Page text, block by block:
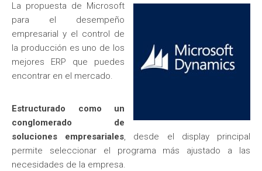
La propuesta de Microsoft
para el desempeño
empresarial y el control de
la producción es uno de los
mejores ERP que puedes
encontrar en el mercado.
Estructurado como un
conglomerado de
soluciones empresariales, desde el display principal
permite seleccionar el programa más ajustado a las
necesidades de la empresa.